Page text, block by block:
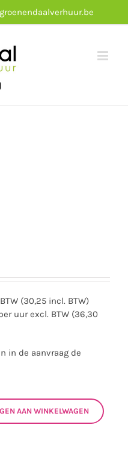
(30,25 incl. BTW)
uur excl. BTW (36,30
in de aanvraag de
AAN WINKELWAGEN